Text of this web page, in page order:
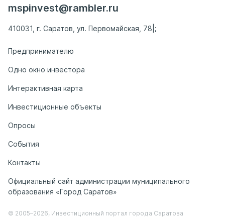
mspinvest@rambler.ru
410031, г. Саратов, ул. Первомайская, 78|;
Предпринимателю
Одно окно инвестора
Интерактивная карта
Инвестиционные объекты
Опросы
События
Контакты
Официальный сайт администрации муниципального
образования «Город Саратов»
© 2005–2026, Инвестиционный портал города Саратова